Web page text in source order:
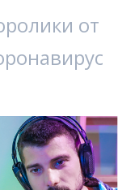
от